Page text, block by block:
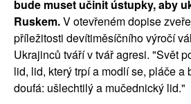
bude muset učinit ústupky, aby
Ruskem.V otevřeném dopise
příležitosti devítiměsíčního výročí
Ukrajinců tváří v tvář agresi. "Svět
lid, lid, který trpí a modlí se, pláče a
doufá: ušlechtilý a mučednický lid."